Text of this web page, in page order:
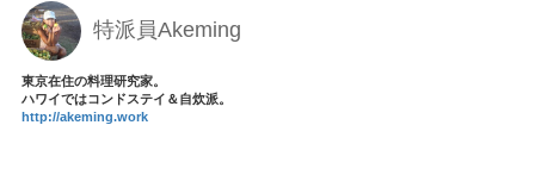
特派員Akeming
東京在住の料理研究家。
ハワイではコンドステイ＆自炊派。
http://akeming.work